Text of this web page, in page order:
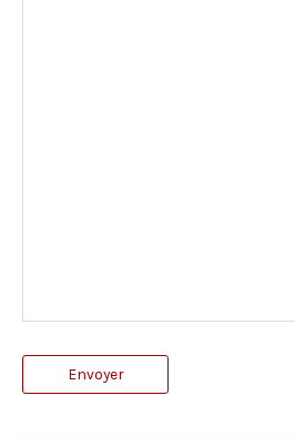
Envoyer